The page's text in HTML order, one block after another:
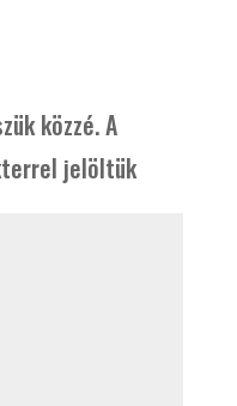
közzé.A
jelöltük